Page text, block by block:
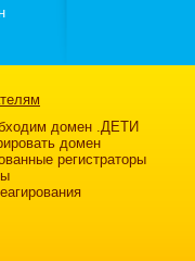
домен .ДЕТИ
домен
регистраторы